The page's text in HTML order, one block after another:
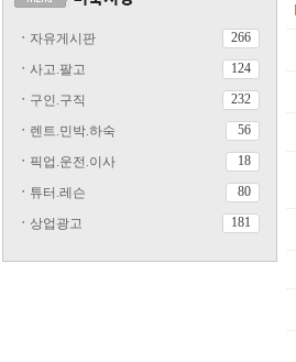
ㆍ 자유게시판 266
ㆍ 사고.팔고 124
ㆍ 구인.구직 232
ㆍ 렌트.민박.하숙 56
ㆍ 픽업.운전.이사 18
ㆍ 튜터.레슨 80
ㆍ 상업광고 181